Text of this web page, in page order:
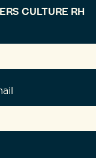
CULTURE RH